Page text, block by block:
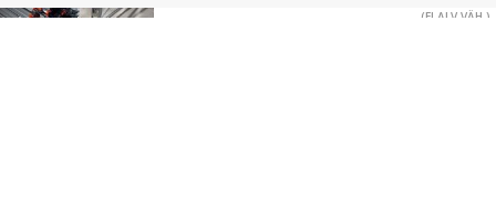
(EI ALV VÄH.)